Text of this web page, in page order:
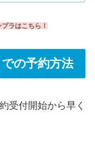
ょう！集計対象新発売：
ラはこちら！
での予約方法
受付開始から早く